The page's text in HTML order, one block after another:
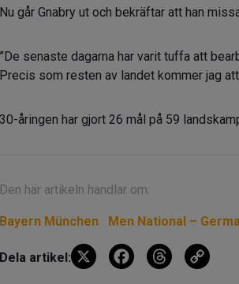
Nu går Gnabry ut och bekräftar att han
”De senaste dagarna har varit tuffa att
Precis som resten av landet kommer jag
30-åringen har gjort 26 mål på 59
Den här artikeln handlar om:
Bayern München Men National –
Dela artikel: X
F
T